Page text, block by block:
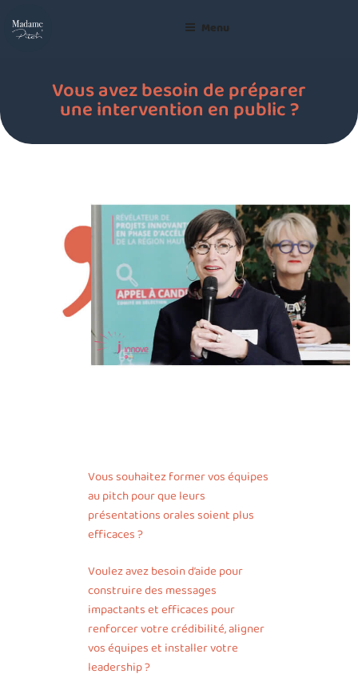
Menu
Vous avez besoin de préparer
une intervention en public ?
Vous souhaitez former vos équipes
au pitch pour que leurs
présentations orales soient plus
efficaces ?
Voulez avez besoin d’aide pour
construire des messages
impactants et efficaces pour
renforcer votre crédibilité, aligner
vos équipes et installer votre
leadership ?